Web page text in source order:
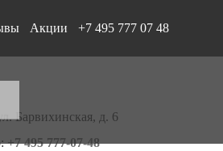
Акции +7 495 777 07 48
Барвихинская, д. 6
+7 495 777-07-48